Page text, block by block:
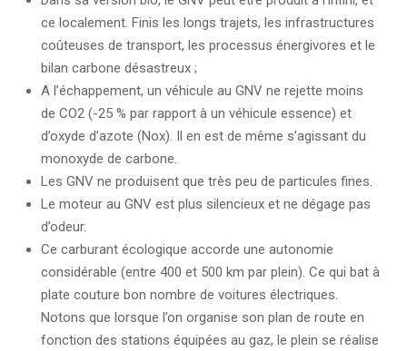
ce localement. Finis les longs trajets, les infrastructures
coûteuses de transport, les processus énergivores et le
bilan carbone désastreux ;
A l’échappement, un véhicule au GNV ne rejette moins
de CO2 (-25 % par rapport à un véhicule essence) et
d’oxyde d’azote (Nox). Il en est de même s’agissant du
monoxyde de carbone.
Les GNV ne produisent que très peu de particules fines.
Le moteur au GNV est plus silencieux et ne dégage pas
d’odeur.
Ce carburant écologique accorde une autonomie
considérable (entre 400 et 500 km par plein). Ce qui bat à
plate couture bon nombre de voitures électriques.
Notons que lorsque l’on organise son plan de route en
fonction des stations équipées au gaz, le plein se réalise